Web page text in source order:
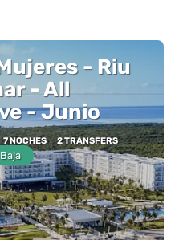
- Riu
- All
- Junio
7 NOCHES 2 TRANSFERS